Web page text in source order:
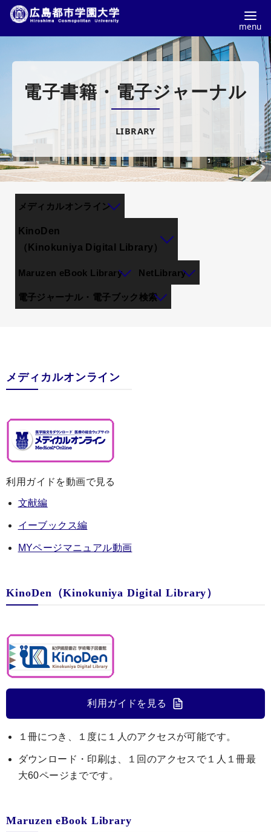
動
電子書籍・電子ジャーナル
LIBRARY
メディカルオンライン
KinoDen
（Kinokuniya Digital Library）
Maruzen eBook Library NetLibrary
電子ジャーナル・電子ブック検索
メディカルオンライン
利用ガイドを動画で見る
文献編
イーブックス編
MYページマニュアル動画
KinoDen（Kinokuniya Digital Library）
利用ガイドを見る
１冊につき、１度に１人のアクセスが可能です。
ダウンロード・印刷は、１回のアクセスで１人１冊最
大60ページまでです。
Maruzen eBook Library